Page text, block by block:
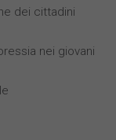
dei cittadini
nei giovani